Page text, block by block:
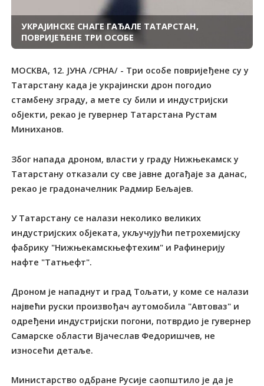
УКРАЈИНСКЕ СНАГЕ ГАЂАЛЕ ТАТАРСТАН,
ПОВРИЈЕЂЕНЕ ТРИ ОСОБЕ
МОСКВА, 12. ЈУНА /СРНА/ - Три особе повријеђене су у
Татарстану када је украјински дрон погодио
стамбену зграду, а мете су били и индустријски
објекти, рекао је гувернер Татарстана Рустам
Миниханов.
Због напада дроном, власти у граду Нижњекамск у
Татарстану отказали су све јавне догађаје за данас,
рекао је градоначелник Радмир Бељајев.
У Татарстану се налази неколико великих
индустријских објеката, укључујући петрохемијску
фабрику "Нижњекамскњефтехим" и Рафинерију
нафте "Татњефт".
Дроном је нападнут и град Тољати, у коме се налази
највећи руски произвођач аутомобила "Автоваз" и
одређени индустријски погони, потврдио је гувернер
Самарске области Вјачеслав Федоришчев, не
износећи детаље.
Министарство одбране Русије саопштило је да је